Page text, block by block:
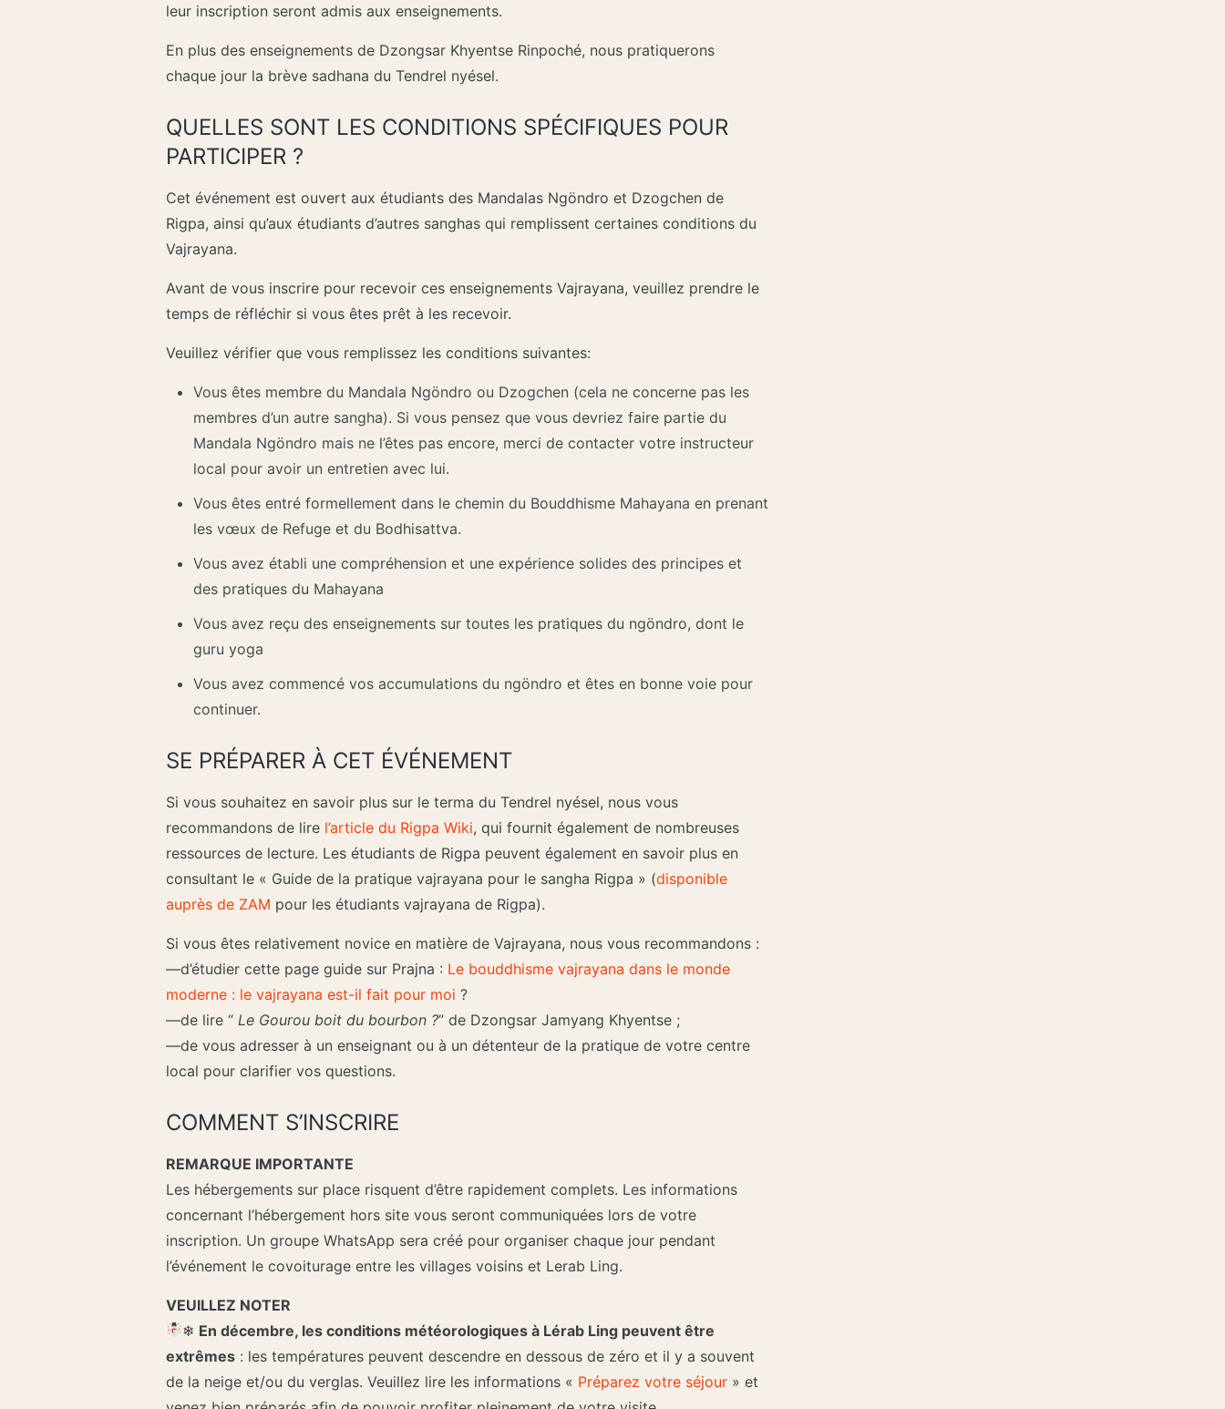
leur inscription seront admis aux enseignements.
En plus des enseignements de Dzongsar Khyentse Rinpoché, nous pratiquerons
chaque jour la brève sadhana du Tendrel nyésel.
QUELLES SONT LES CONDITIONS SPÉCIFIQUES POUR
PARTICIPER ?
Cet événement est ouvert aux étudiants des Mandalas Ngöndro et Dzogchen de
Rigpa, ainsi qu’aux étudiants d’autres sanghas qui remplissent certaines conditions du
Vajrayana.
Avant de vous inscrire pour recevoir ces enseignements Vajrayana, veuillez prendre le
temps de réfléchir si vous êtes prêt à les recevoir.
Veuillez vérifier que vous remplissez les conditions suivantes:
Vous êtes membre du Mandala Ngöndro ou Dzogchen (cela ne concerne pas les
membres d’un autre sangha). Si vous pensez que vous devriez faire partie du
Mandala Ngöndro mais ne l’êtes pas encore, merci de contacter votre instructeur
local pour avoir un entretien avec lui.
Vous êtes entré formellement dans le chemin du Bouddhisme Mahayana en prenant
les vœux de Refuge et du Bodhisattva.
Vous avez établi une compréhension et une expérience solides des principes et
des pratiques du Mahayana
Vous avez reçu des enseignements sur toutes les pratiques du ngöndro, dont le
guru yoga
Vous avez commencé vos accumulations du ngöndro et êtes en bonne voie pour
continuer.
SE PRÉPARER À CET ÉVÉNEMENT
Si vous souhaitez en savoir plus sur le terma du Tendrel nyésel, nous vous
recommandons de lire l’article du Rigpa Wiki, qui fournit également de nombreuses
ressources de lecture. Les étudiants de Rigpa peuvent également en savoir plus en
consultant le « Guide de la pratique vajrayana pour le sangha Rigpa » (disponible
auprès de ZAM pour les étudiants vajrayana de Rigpa).
Si vous êtes relativement novice en matière de Vajrayana, nous vous recommandons :
—d’étudier cette page guide sur Prajna : Le bouddhisme vajrayana dans le monde
moderne : le vajrayana est-il fait pour moi ?
—de lire “ Le Gourou boit du bourbon ?” de Dzongsar Jamyang Khyentse ;
—de vous adresser à un enseignant ou à un détenteur de la pratique de votre centre
local pour clarifier vos questions.
COMMENT S’INSCRIRE
REMARQUE IMPORTANTE
Les hébergements sur place risquent d’être rapidement complets. Les informations
concernant l’hébergement hors site vous seront communiquées lors de votre
inscription. Un groupe WhatsApp sera créé pour organiser chaque jour pendant
l’événement le covoiturage entre les villages voisins et Lerab Ling.
VEUILLEZ NOTER
❄︎ En décembre, les conditions météorologiques à Lérab Ling peuvent être
extrêmes: les températures peuvent descendre en dessous de zéro et il y a souvent
de la neige et/ou du verglas. Veuillez lire les informations « Préparez votre séjour» et